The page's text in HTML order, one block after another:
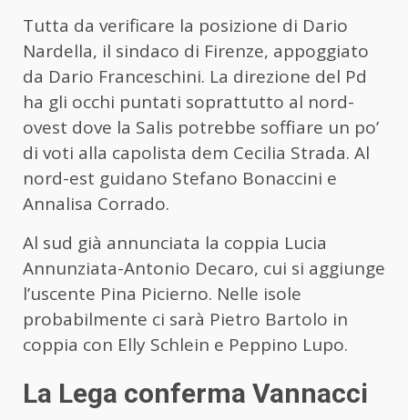
Tutta da verificare la posizione di Dario
Nardella, il sindaco di Firenze, appoggiato
da Dario Franceschini. La direzione del Pd
ha gli occhi puntati soprattutto al nord-
ovest dove la Salis potrebbe soffiare un po’
di voti alla capolista dem Cecilia Strada. Al
nord-est guidano Stefano Bonaccini e
Annalisa Corrado.
Al sud già annunciata la coppia Lucia
Annunziata-Antonio Decaro, cui si aggiunge
l’uscente Pina Picierno. Nelle isole
probabilmente ci sarà Pietro Bartolo in
coppia con Elly Schlein e Peppino Lupo.
La Lega conferma Vannacci